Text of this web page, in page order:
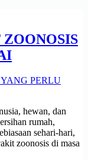
hewan, dan
rumah,
sehari-hari,
zoonosis di masa